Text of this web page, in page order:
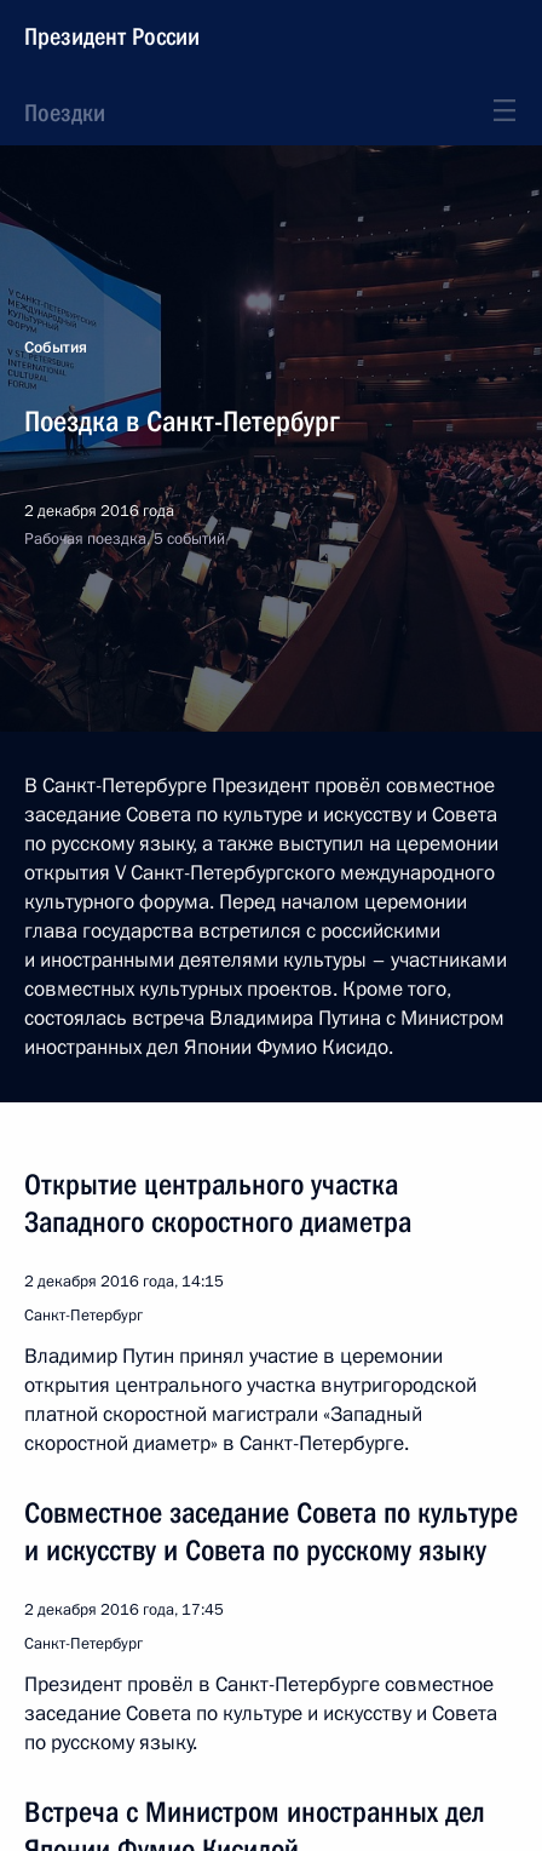
Президент России
Поездки
События
Поездка в Санкт-Петербург
2 декабря 2016 года
Рабочая поездка, 5 событий
В Санкт-Петербурге Президент провёл совместное
заседание Совета по культуре и искусству и Совета
по русскому языку, а также выступил на церемонии
открытия V Санкт-Петербургского международного
культурного форума. Перед началом церемонии
глава государства встретился с российскими
и иностранными деятелями культуры – участниками
совместных культурных проектов. Кроме того,
состоялась встреча Владимира Путина с Министром
иностранных дел Японии Фумио Кисидо.
Открытие центрального участка
Западного скоростного диаметра
2 декабря 2016 года, 14:15
Санкт-Петербург
Владимир Путин принял участие в церемонии
открытия центрального участка внутригородской
платной скоростной магистрали «Западный
скоростной диаметр» в Санкт-Петербурге.
Совместное заседание Совета по культуре
и искусству и Совета по русскому языку
2 декабря 2016 года, 17:45
Санкт-Петербург
Президент провёл в Санкт-Петербурге совместное
заседание Совета по культуре и искусству и Совета
по русскому языку.
Встреча с Министром иностранных дел